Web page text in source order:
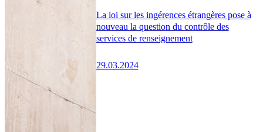
La loi sur les ingérences étrangères pose à
nouveau la question du contrôle des
services de renseignement
29.03.2024